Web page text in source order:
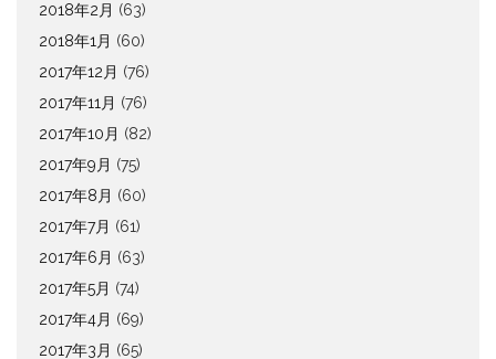
2018年2月 (63)
2018年1月 (60)
2017年12月 (76)
2017年11月 (76)
2017年10月 (82)
2017年9月 (75)
2017年8月 (60)
2017年7月 (61)
2017年6月 (63)
2017年5月 (74)
2017年4月 (69)
2017年3月 (65)